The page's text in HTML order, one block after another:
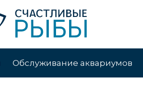
Обслуживание аквариумов